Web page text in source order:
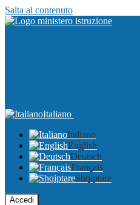
Salta al contenuto
Italiano
Italiano
English
Deutsch
Français
Shqiptare
Accedi